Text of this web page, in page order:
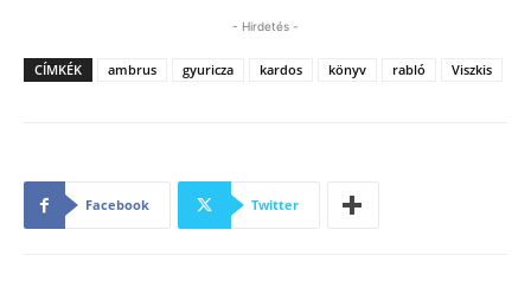
- Hirdetés -
CÍMKÉK ambrus gyuricza kardos könyv rabló Viszkis
Facebook Twitter